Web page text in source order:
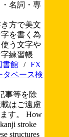
名詞・専
方で美文
を書く為
う文字や
練習帳
書館 /
FX
タベース検
事等を除
はご遠慮
す。 How
stroke
structures